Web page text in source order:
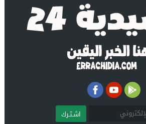
اشـتـرك